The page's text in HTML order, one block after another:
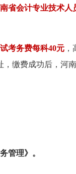
省会计专业技术人
考务费每科40元 ，
，缴费成功后，河南
管理》。